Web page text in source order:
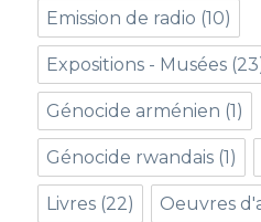
Emission de radio (10)
Expositions - Musées
Génocide arménien (1)
Génocide rwandais (1)
Livres (22) Oeuvres